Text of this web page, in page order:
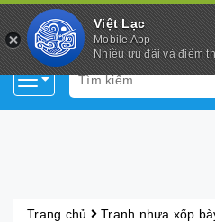
Việt Lạc
Mobile App
Nhiều ưu đãi và điểm
Trang chủ
Tranh nhựa xốp